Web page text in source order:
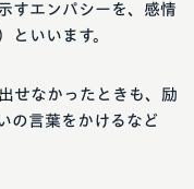
すエンパシーを、感情
といいます。
せなかったときも、励
の言葉をかけるなど